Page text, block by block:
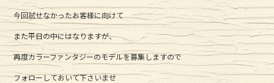
今回試せなかったお客様に向けて
また平日の中にはなりますが、
再度カラーファンタジーのモデルを募集しますので
フォローしておいて下さいませ